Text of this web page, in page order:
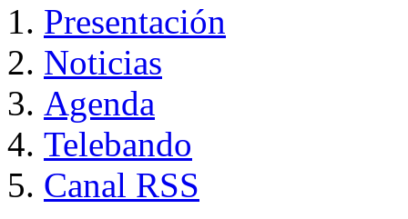
Presentación
Noticias
Agenda
Telebando
Canal RSS